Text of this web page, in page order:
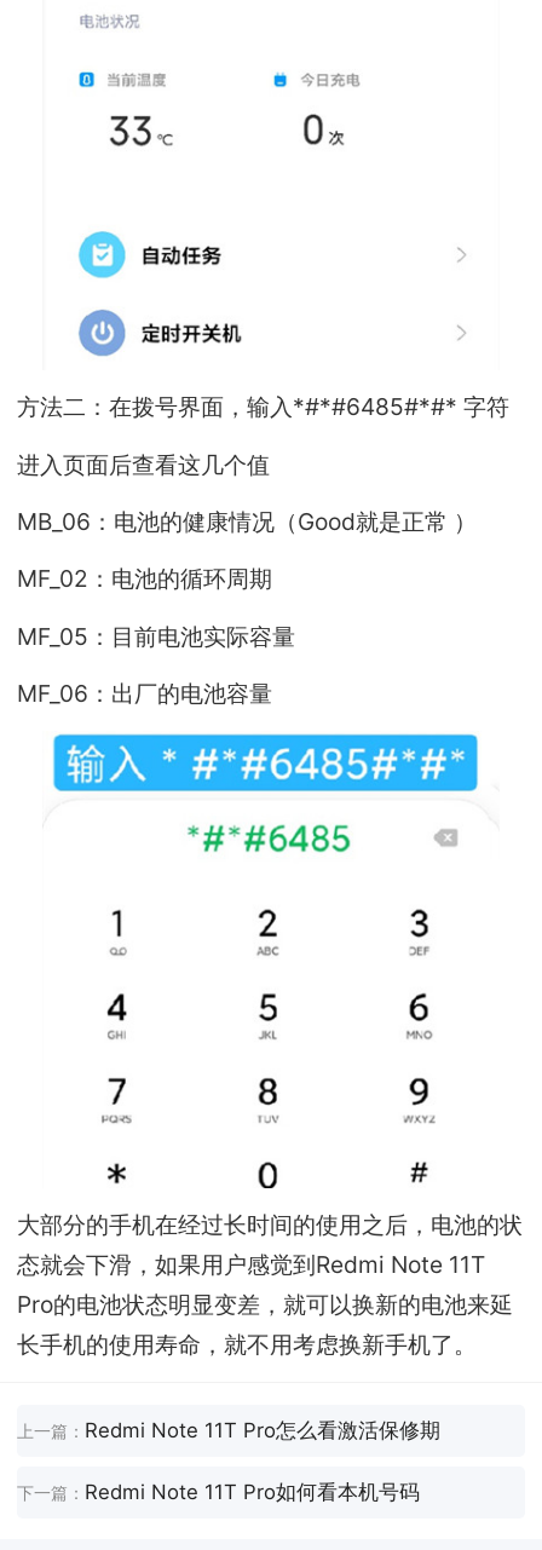
方法二：在拨号界面，输入*#*#6485#*#* 字符
进入页面后查看这几个值
MB_06：电池的健康情况（Good就是正常 ）
MF_02：电池的循环周期
MF_05：目前电池实际容量
MF_06：出厂的电池容量
大部分的手机在经过长时间的使用之后，电池的状
态就会下滑，如果用户感觉到Redmi Note 11T
Pro的电池状态明显变差，就可以换新的电池来延
长手机的使用寿命，就不用考虑换新手机了。
上一篇： Redmi Note 11T Pro怎么看激活保修期
下一篇： Redmi Note 11T Pro如何看本机号码